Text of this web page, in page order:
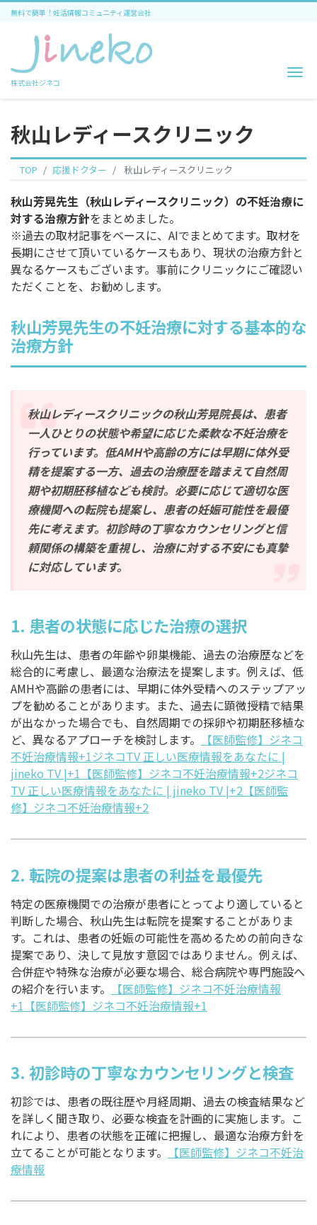
無料で簡単！妊活情報コミュニティ運営会社
株式会社ジネコ
秋山レディースクリニック
TOP 応援ドクター 秋山レディースクリニック
秋山芳晃先生（秋山レディースクリニック）の不妊治療に
対する治療方針をまとめました。
※過去の取材記事をベースに、AIでまとめてます。取材を
長期にさせて頂いているケースもあり、現状の治療方針と
異なるケースもございます。事前にクリニックにご確認い
ただくことを、お勧めします。
秋山芳晃先生の不妊治療に対する基本的な
治療方針
秋山レディースクリニックの秋山芳晃院長は、患者
一人ひとりの状態や希望に応じた柔軟な不妊治療を
行っています。低AMHや高齢の方には早期に体外受
精を提案する一方、過去の治療歴を踏まえて自然周
期や初期胚移植なども検討。必要に応じて適切な医
療機関への転院も提案し、患者の妊娠可能性を最優
先に考えます。初診時の丁寧なカウンセリングと信
頼関係の構築を重視し、治療に対する不安にも真摯
に対応しています。
1. 患者の状態に応じた治療の選択
秋山先生は、患者の年齢や卵巣機能、過去の治療歴などを
総合的に考慮し、最適な治療法を提案します。例えば、低
AMHや高齢の患者には、早期に体外受精へのステップアッ
プを勧めることがあります。また、過去に顕微授精で結果
が出なかった場合でも、自然周期での採卵や初期胚移植な
ど、異なるアプローチを検討します。
【医師監修】ジネコ
不妊治療情報+1ジネコTV 正しい医療情報をあなたに |
jineko TV |+1 【医師監修】ジネコ不妊治療情報+2ジネコ
TV 正しい医療情報をあなたに | jineko TV |+2【医師監
修】ジネコ不妊治療情報+2
2. 転院の提案は患者の利益を最優先
特定の医療機関での治療が患者にとってより適していると
判断した場合、秋山先生は転院を提案することがありま
す。これは、患者の妊娠の可能性を高めるための前向きな
提案であり、決して見放す意図ではありません。例えば、
合併症や特殊な治療が必要な場合、総合病院や専門施設へ
の紹介を行います。
【医師監修】ジネコ不妊治療情報
+1【医師監修】ジネコ不妊治療情報+1
3. 初診時の丁寧なカウンセリングと検査
初診では、患者の既往歴や月経周期、過去の検査結果など
を詳しく聞き取り、必要な検査を計画的に実施します。こ
れにより、患者の状態を正確に把握し、最適な治療方針を
立てることが可能となります。
【医師監修】ジネコ不妊治
療情報